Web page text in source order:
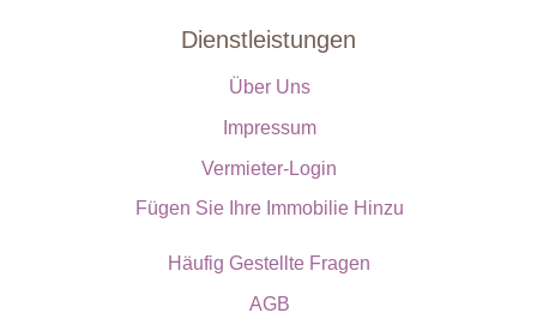
Dienstleistungen
Über Uns
Impressum
Vermieter-Login
Fügen Sie Ihre Immobilie Hinzu
Häufig Gestellte Fragen
AGB